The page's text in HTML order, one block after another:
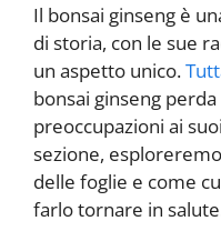
Il bonsai ginseng è
di storia, con le sue
un aspetto unico.
bonsai ginseng
preoccupazioni ai
sezione,
delle foglie e come
farlo tornare in